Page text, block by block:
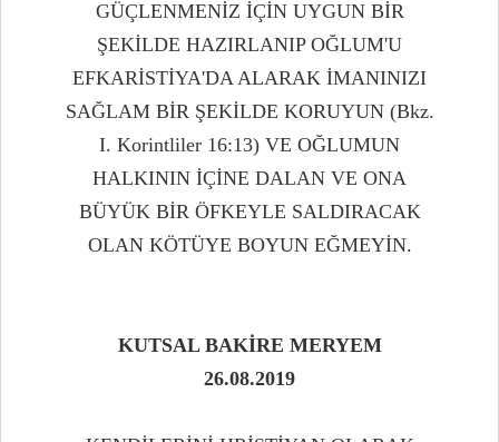
GÜÇLENMENİZ İÇİN UYGUN BİR
ŞEKİLDE HAZIRLANIP OĞLUM'U
EFKARİSTİYA'DA ALARAK İMANINIZI
SAĞLAM BİR ŞEKİLDE KORUYUN (Bkz.
I. Korintliler 16:13) VE OĞLUMUN
HALKININ İÇİNE DALAN VE ONA
BÜYÜK BİR ÖFKEYLE SALDIRACAK
OLAN KÖTÜYE BOYUN EĞMEYİN.
KUTSAL BAKİRE MERYEM
26.08.2019